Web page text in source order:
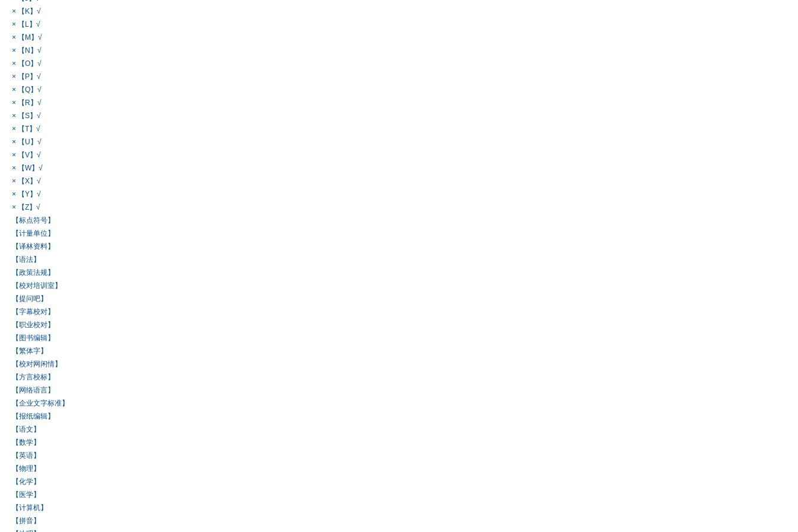
× 【K】√
× 【L】√
× 【M】√
× 【N】√
× 【O】√
× 【P】√
× 【Q】√
× 【R】√
× 【S】√
× 【T】√
× 【U】√
× 【V】√
× 【W】√
× 【X】√
× 【Y】√
× 【Z】√
【标点符号】
【计量单位】
【译林资料】
【语法】
【政策法规】
【校对培训室】
【提问吧】
【字幕校对】
【职业校对】
【图书编辑】
【繁体字】
【校对网闲情】
【方言校标】
【网络语言】
【企业文字标准】
【报纸编辑】
【语文】
【数学】
【英语】
【物理】
【化学】
【医学】
【计算机】
【拼音】